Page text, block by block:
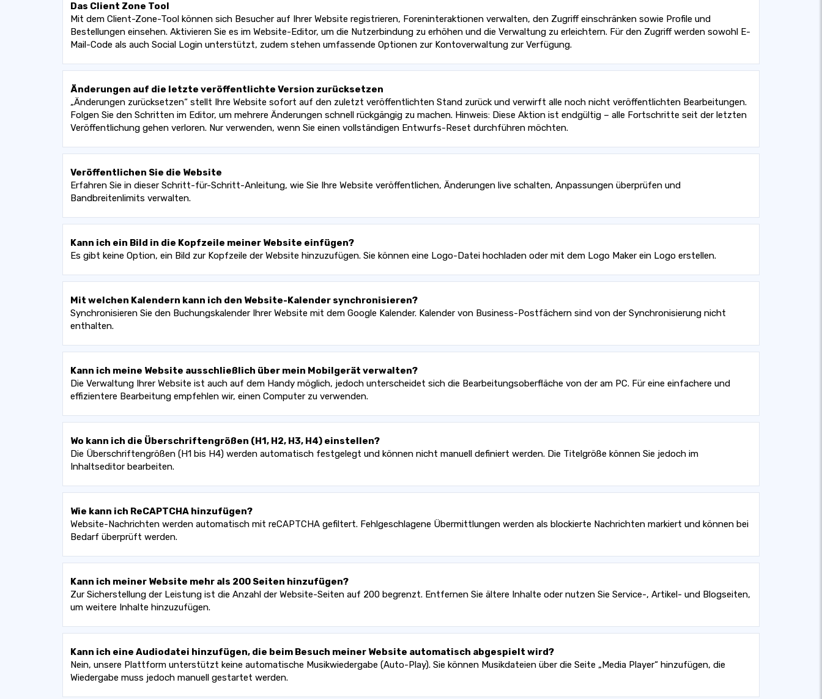
Das Client Zone Tool
Mit dem Client-Zone-Tool können sich Besucher auf Ihrer Website registrieren, Foreninteraktionen verwalten, den Zugriff einschränken sowie Profile und
Bestellungen einsehen. Aktivieren Sie es im Website-Editor, um die Nutzerbindung zu erhöhen und die Verwaltung zu erleichtern. Für den Zugriff werden sowohl E-
Mail-Code als auch Social Login unterstützt, zudem stehen umfassende Optionen zur Kontoverwaltung zur Verfügung.
Änderungen auf die letzte veröffentlichte Version zurücksetzen
„Änderungen zurücksetzen“ stellt Ihre Website sofort auf den zuletzt veröffentlichten Stand zurück und verwirft alle noch nicht veröffentlichten Bearbeitungen.
Folgen Sie den Schritten im Editor, um mehrere Änderungen schnell rückgängig zu machen. Hinweis: Diese Aktion ist endgültig – alle Fortschritte seit der letzten
Veröffentlichung gehen verloren. Nur verwenden, wenn Sie einen vollständigen Entwurfs-Reset durchführen möchten.
Veröffentlichen Sie die Website
Erfahren Sie in dieser Schritt-für-Schritt-Anleitung, wie Sie Ihre Website veröffentlichen, Änderungen live schalten, Anpassungen überprüfen und
Bandbreitenlimits verwalten.
Kann ich ein Bild in die Kopfzeile meiner Website einfügen?
Es gibt keine Option, ein Bild zur Kopfzeile der Website hinzuzufügen. Sie können eine Logo-Datei hochladen oder mit dem Logo Maker ein Logo erstellen.
Mit welchen Kalendern kann ich den Website-Kalender synchronisieren?
Synchronisieren Sie den Buchungskalender Ihrer Website mit dem Google Kalender. Kalender von Business-Postfächern sind von der Synchronisierung nicht
enthalten.
Kann ich meine Website ausschließlich über mein Mobilgerät verwalten?
Die Verwaltung Ihrer Website ist auch auf dem Handy möglich, jedoch unterscheidet sich die Bearbeitungsoberfläche von der am PC. Für eine einfachere und
effizientere Bearbeitung empfehlen wir, einen Computer zu verwenden.
Wo kann ich die Überschriftengrößen (H1, H2, H3, H4) einstellen?
Die Überschriftengrößen (H1 bis H4) werden automatisch festgelegt und können nicht manuell definiert werden. Die Titelgröße können Sie jedoch im
Inhaltseditor bearbeiten.
Wie kann ich ReCAPTCHA hinzufügen?
Website-Nachrichten werden automatisch mit reCAPTCHA gefiltert. Fehlgeschlagene Übermittlungen werden als blockierte Nachrichten markiert und können bei
Bedarf überprüft werden.
Kann ich meiner Website mehr als 200 Seiten hinzufügen?
Zur Sicherstellung der Leistung ist die Anzahl der Website-Seiten auf 200 begrenzt. Entfernen Sie ältere Inhalte oder nutzen Sie Service-, Artikel- und Blogseiten,
um weitere Inhalte hinzuzufügen.
Kann ich eine Audiodatei hinzufügen, die beim Besuch meiner Website automatisch abgespielt wird?
Nein, unsere Plattform unterstützt keine automatische Musikwiedergabe (Auto-Play). Sie können Musikdateien über die Seite „Media Player“ hinzufügen, die
Wiedergabe muss jedoch manuell gestartet werden.